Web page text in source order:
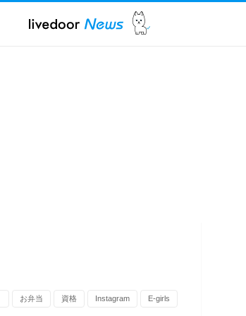
お弁当 資格 Instagram E-girls